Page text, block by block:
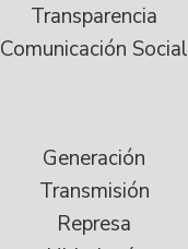
Transparencia
Comunicación Social
Generación
Transmisión
Represa